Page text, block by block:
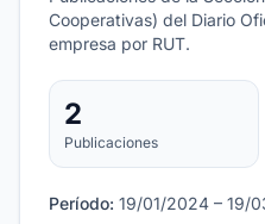
Cooperativas) del Diario
empresa por RUT.
2
Publicaciones
Período: 19/01/2024 – 19/